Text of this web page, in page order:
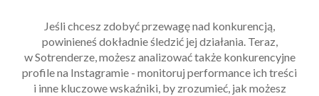
Jeśli chcesz zdobyć przewagę nad konkurencją,
powinieneś dokładnie śledzić jej działania. Teraz,
w Sotrenderze, możesz analizować także konkurencyjne
profile na Instagramie - monitoruj performance ich treści
i inne kluczowe wskaźniki, by zrozumieć, jak możesz